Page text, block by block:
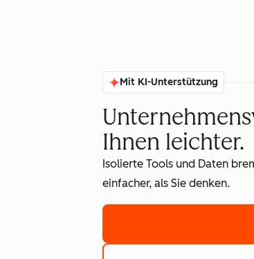
Mit KI-Unterstützung
Ihnen leichter.
Isolierte Tools und Daten
einfacher, als Sie denken.